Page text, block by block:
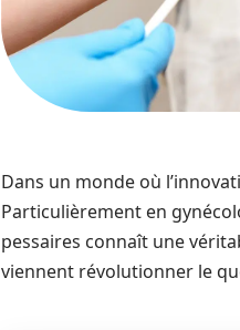
Dans un monde où
Particulièrement en
pessaires connaît une
viennent révolutionner le